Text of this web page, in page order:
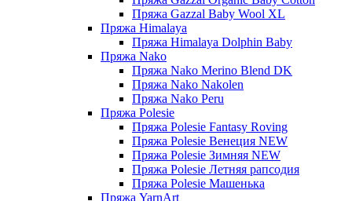
Пряжа Gazzal Baby Wool XL
Пряжа Himalaya
Пряжа Himalaya Dolphin Baby
Пряжа Nako
Пряжа Nako Merino Blend DK
Пряжа Nako Nakolen
Пряжа Nako Peru
Пряжа Polesie
Пряжа Polesie Fantasy Roving
Пряжа Polesie Венеция NEW
Пряжа Polesie Зимняя NEW
Пряжа Polesie Летняя рапсодия
Пряжа Polesie Машенька
Пряжа YarnArt